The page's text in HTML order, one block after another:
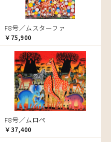
F8号／ムスターファ
￥75,900
F8号／ムロペ
￥37,400